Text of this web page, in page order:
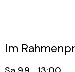
Im